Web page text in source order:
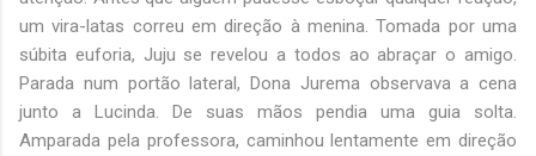
um vira-latas correu em direção à menina. Tomada por uma
súbita euforia, Juju se revelou a todos ao abraçar o amigo.
Parada num portão lateral, Dona Jurema observava a cena
junto a Lucinda. De suas mãos pendia uma guia solta.
Amparada pela professora, caminhou lentamente em direção